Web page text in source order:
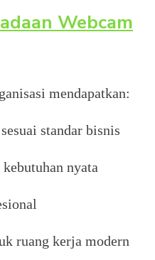
Webcam
mendapatkan:
standar bisnis
nyata
ruang kerja modern